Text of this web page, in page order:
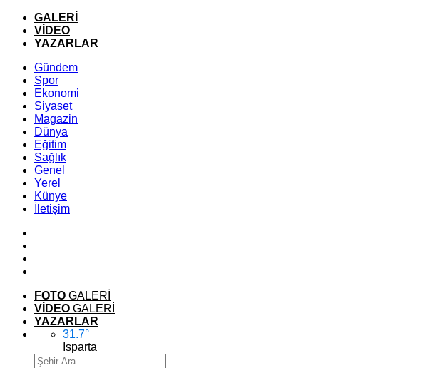
GALERİ
VİDEO
YAZARLAR
Gündem
Spor
Ekonomi
Siyaset
Magazin
Dünya
Eğitim
Sağlık
Genel
Yerel
Künye
İletişim
FOTO GALERİ
VİDEO GALERİ
YAZARLAR
31.7°
Isparta